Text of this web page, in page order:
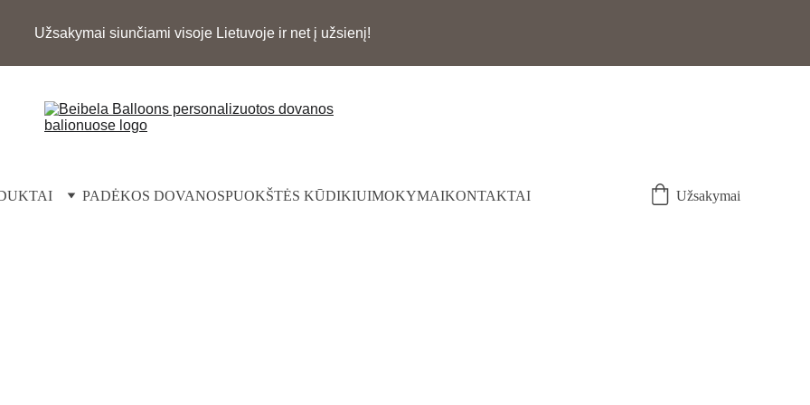
PADĖKOS DOVANOSPUOKŠTĖS KŪDIKIUIMOKYMAIKONTAKTAI Užsakymai
Užsakymai siunčiami visoje Lietuvoje ir net į užsienį!